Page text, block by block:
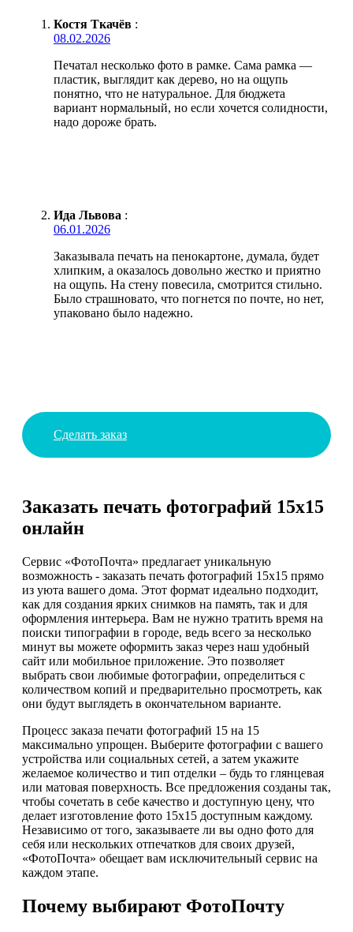
Костя Ткачёв :
08.02.2026
Печатал несколько фото в рамке. Сама рамка —
пластик, выглядит как дерево, но на ощупь
понятно, что не натуральное. Для бюджета
вариант нормальный, но если хочется солидности,
надо дороже брать.
Ида Львова :
06.01.2026
Заказывала печать на пенокартоне, думала, будет
хлипким, а оказалось довольно жестко и приятно
на ощупь. На стену повесила, смотрится стильно.
Было страшновато, что погнется по почте, но нет,
упаковано было надежно.
Сделать заказ
Заказать печать фотографий 15х15
онлайн
Сервис «ФотоПочта» предлагает уникальную
возможность - заказать печать фотографий 15х15 прямо
из уюта вашего дома. Этот формат идеально подходит,
как для создания ярких снимков на память, так и для
оформления интерьера. Вам не нужно тратить время на
поиски типографии в городе, ведь всего за несколько
минут вы можете оформить заказ через наш удобный
сайт или мобильное приложение. Это позволяет
выбрать свои любимые фотографии, определиться с
количеством копий и предварительно просмотреть, как
они будут выглядеть в окончательном варианте.
Процесс заказа печати фотографий 15 на 15
максимально упрощен. Выберите фотографии с вашего
устройства или социальных сетей, а затем укажите
желаемое количество и тип отделки – будь то глянцевая
или матовая поверхность. Все предложения созданы так,
чтобы сочетать в себе качество и доступную цену, что
делает изготовление фото 15х15 доступным каждому.
Независимо от того, заказываете ли вы одно фото для
себя или нескольких отпечатков для своих друзей,
«ФотоПочта» обещает вам исключительный сервис на
каждом этапе.
Почему выбирают ФотоПочту